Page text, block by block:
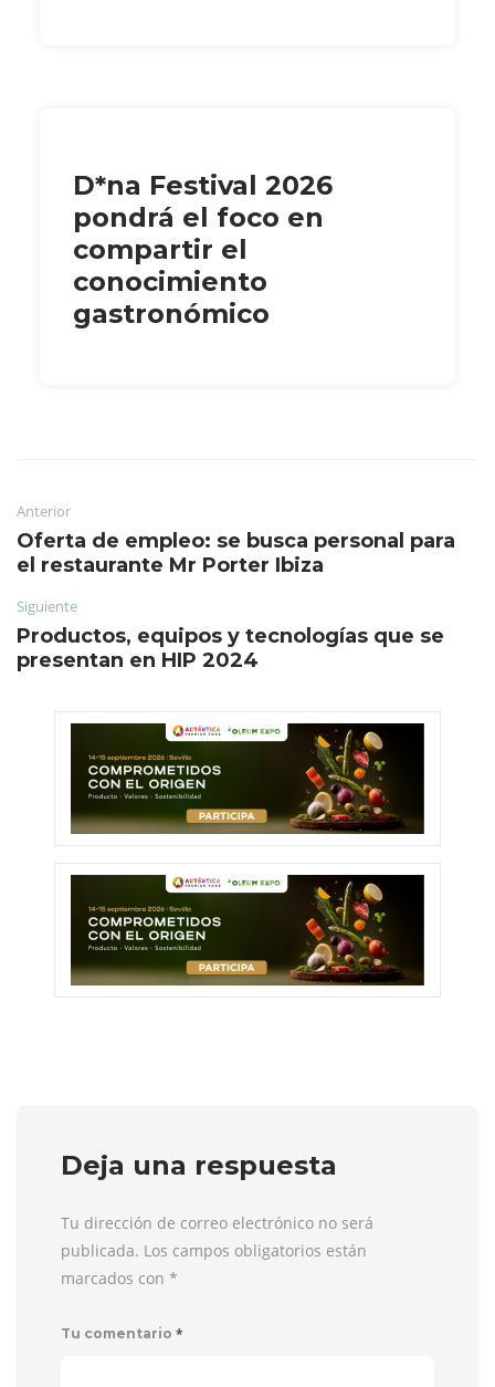
D*na Festival 2026
pondrá el foco en
compartir el
conocimiento
gastronómico
Anterior
Oferta de empleo: se busca personal para
el restaurante Mr Porter Ibiza
Siguiente
Productos, equipos y tecnologías que se
presentan en HIP 2024
Deja una respuesta
Tu dirección de correo electrónico no será
publicada. Los campos obligatorios están
marcados con *
Tu comentario *